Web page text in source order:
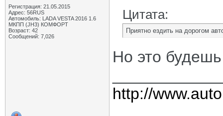
Регистрация: 21.05.2015
Адрес: 56RUS
Автомобиль: LADA VESTA 2016 1.6
МКПП (JH3) КОМФОРТ
Возраст: 42
Сообщений: 7,026
Цитата:
Приятно ездить на дорогом
Но это
http://